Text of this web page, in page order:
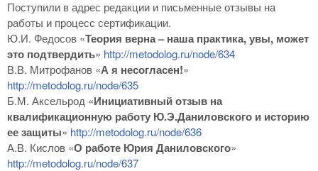
Поступили в адрес редакции и письменные отзывы на
работы и процесс сертификации.
Ю.И. Федосов «Теория верна – наша практика, увы, может
это подтвердить» http://metodolog.ru/node/634
В.В. Митрофанов «А я несогласен!»
http://metodolog.ru/node/635
Б.М. Аксельрод «Инициативный отзыв на
квалификационную работу Ю.Э.Даниловского и историю
ее защиты» http://metodolog.ru/node/636
А.В. Кислов «О работе Юрия Даниловского»
http://metodolog.ru/node/637